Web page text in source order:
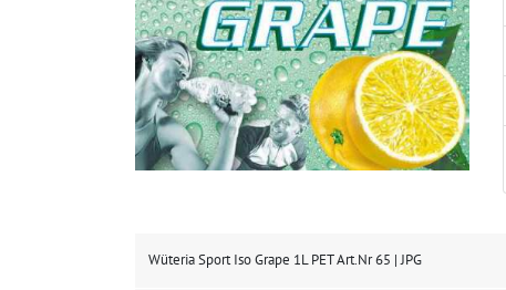
Wüteria Sport Iso Grape 1L PET Art.Nr 65 | JPG